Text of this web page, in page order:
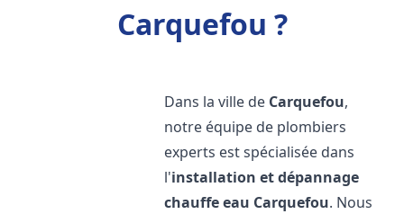
Carquefou ?
Dans la ville de Carquefou,
notre équipe de plombiers
experts est spécialisée dans
l'installation et dépannage
chauffe eau Carquefou. Nous